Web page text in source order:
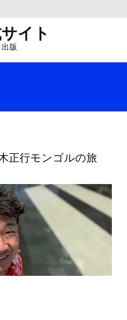
イト
版
正行モンゴルの旅